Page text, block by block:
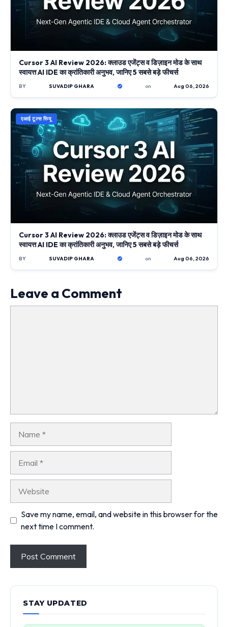
Cursor 3 AI Review 2026: क्लाउड एजेंट्स व डिज़ाइन मोड के साथ
स्वायत्त AI IDE का क्रांतिकारी अनुभव, जानिए 5 सबसे बड़े फीचर्स
BY SUVADIP GHARA on Aug 06, 2026
एआई टूल्स रिव्यू
Cursor 3 AI Review 2026: क्लाउड एजेंट्स व डिज़ाइन मोड के साथ
स्वायत्त AI IDE का क्रांतिकारी अनुभव, जानिए 5 सबसे बड़े फीचर्स
BY SUVADIP GHARA on Aug 06, 2026
Leave a Comment
Save my name, email, and website in this browser for the
next time I comment.
STAY UPDATED